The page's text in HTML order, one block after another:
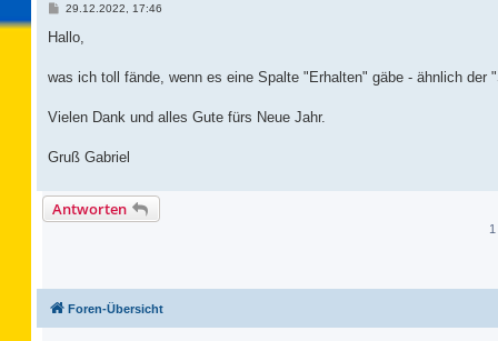
B
i
a
29.12.2022, 17:46
Hallo,
was ich toll fände, wenn es eine Spalte "Erhalten" gäbe - ähnlich
Vielen Dank und alles Gute fürs Neue Jahr.
Gruß Gabriel
Antworten
Foren-Übersicht